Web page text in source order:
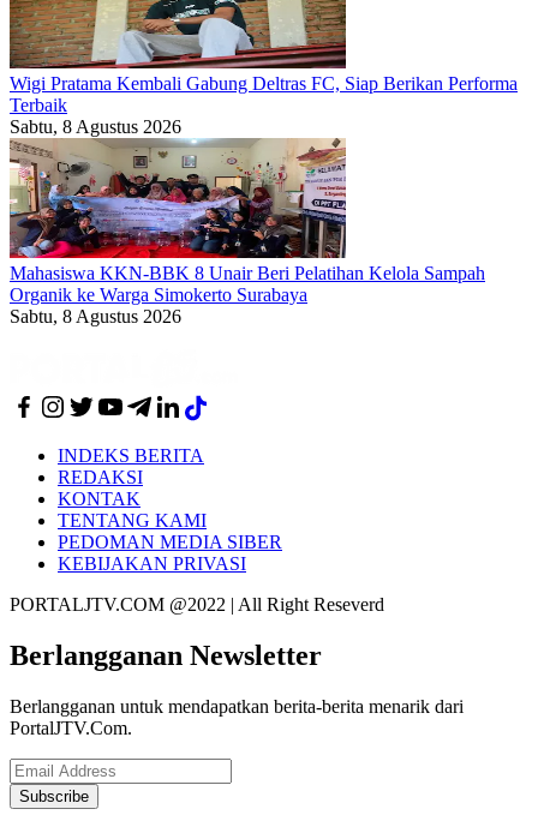
Wigi Pratama Kembali Gabung Deltras FC, Siap Berikan Performa
Terbaik
Sabtu, 8 Agustus 2026
Mahasiswa KKN-BBK 8 Unair Beri Pelatihan Kelola Sampah
Organik ke Warga Simokerto Surabaya
Sabtu, 8 Agustus 2026
INDEKS BERITA
REDAKSI
KONTAK
TENTANG KAMI
PEDOMAN MEDIA SIBER
KEBIJAKAN PRIVASI
PORTALJTV.COM @2022 | All Right Reseverd
Berlangganan Newsletter
Berlangganan untuk mendapatkan berita-berita menarik dari
PortalJTV.Com.
Subscribe